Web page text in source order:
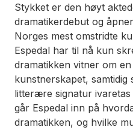
Stykket er den høyt
dramatikerdebut og
Norges mest omstridte
Espedal har til nå kun
dramatikken vitner om
kunstnerskapet, samtidig
litterære signatur
går Espedal inn på
dramatikken, og hvilke